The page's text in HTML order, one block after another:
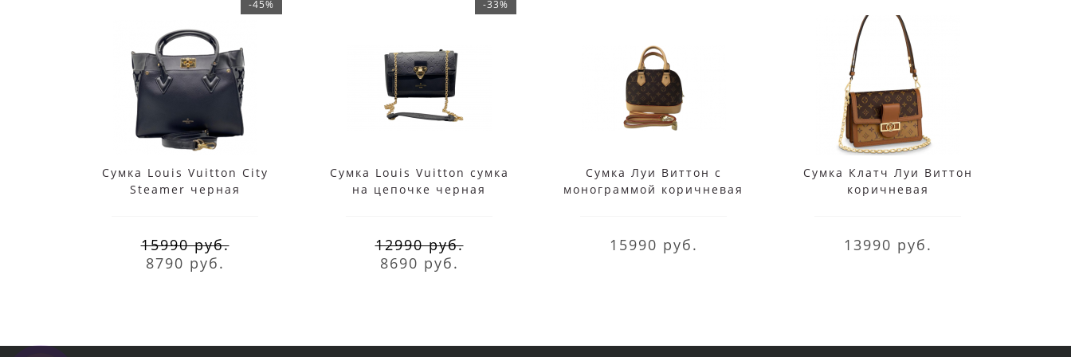
-45%
Сумка Louis Vuitton City
Steamer черная
15990 руб.
8790 руб.
-33%
Сумка Louis Vuitton сумка
на цепочке черная
12990 руб.
8690 руб.
Сумка Луи Виттон с
монограммой коричневая
15990 руб.
Сумка Клатч Луи Виттон
коричневая
13990 руб.